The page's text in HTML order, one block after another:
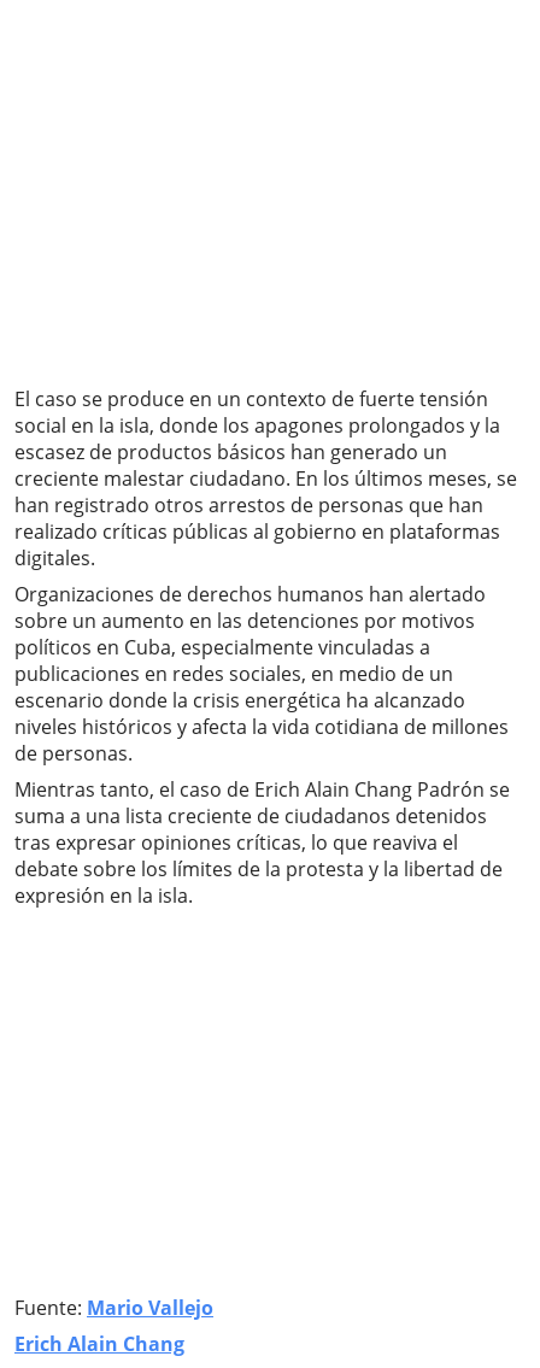
El caso se produce en un contexto de fuerte tensión
social en la isla, donde los apagones prolongados y la
escasez de productos básicos han generado un
creciente malestar ciudadano. En los últimos meses, se
han registrado otros arrestos de personas que han
realizado críticas públicas al gobierno en plataformas
digitales.
Organizaciones de derechos humanos han alertado
sobre un aumento en las detenciones por motivos
políticos en Cuba, especialmente vinculadas a
publicaciones en redes sociales, en medio de un
escenario donde la crisis energética ha alcanzado
niveles históricos y afecta la vida cotidiana de millones
de personas.
Mientras tanto, el caso de Erich Alain Chang Padrón se
suma a una lista creciente de ciudadanos detenidos
tras expresar opiniones críticas, lo que reaviva el
debate sobre los límites de la protesta y la libertad de
expresión en la isla.
Fuente: Mario Vallejo
Erich Alain Chang